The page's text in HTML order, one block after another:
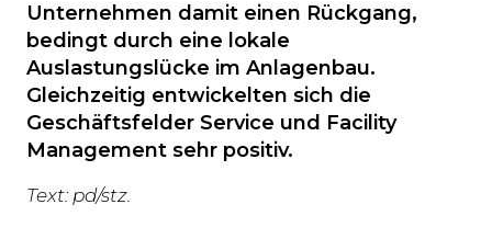
Unternehmen damit einen Rückgang,
bedingt durch eine lokale
Auslastungslücke im Anlagenbau.
Gleichzeitig entwickelten sich die
Geschäftsfelder Service und Facility
Management sehr positiv.
Text: pd/stz.